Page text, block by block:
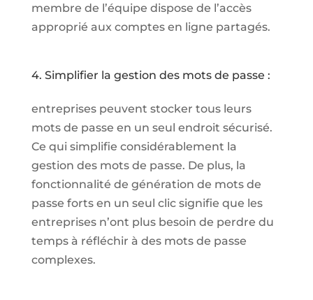
membre de l’équipe dispose de l’accès
approprié aux comptes en ligne partagés.
4. Simplifier la gestion des mots de passe :
entreprises peuvent stocker tous leurs
mots de passe en un seul endroit sécurisé.
Ce qui simplifie considérablement la
gestion des mots de passe. De plus, la
fonctionnalité de génération de mots de
passe forts en un seul clic signifie que les
entreprises n’ont plus besoin de perdre du
temps à réfléchir à des mots de passe
complexes.